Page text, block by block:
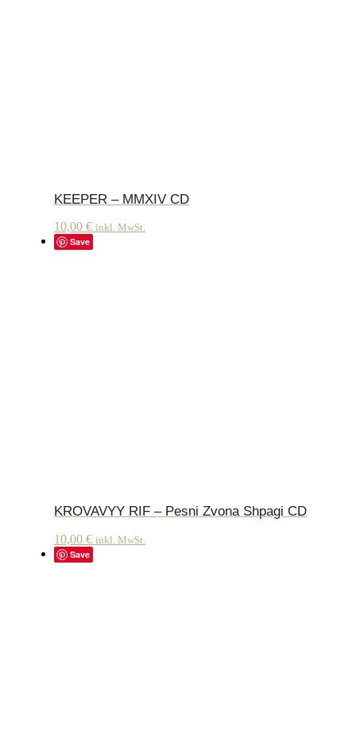
KEEPER – MMXIV CD
10,00 € inkl. MwSt.
Save
KROVAVYY RIF – Pesni Zvona Shpagi CD
10,00 € inkl. MwSt.
Save